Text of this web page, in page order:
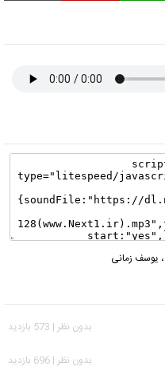
، یوسف زمانی
بدون نظر | 573 بازدید
بدون نظر | 696 بازدید